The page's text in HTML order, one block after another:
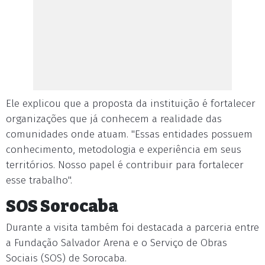
Ele explicou que a proposta da instituição é fortalecer
organizações que já conhecem a realidade das
comunidades onde atuam. "Essas entidades possuem
conhecimento, metodologia e experiência em seus
territórios. Nosso papel é contribuir para fortalecer
esse trabalho".
SOS Sorocaba
Durante a visita também foi destacada a parceria entre
a Fundação Salvador Arena e o Serviço de Obras
Sociais (SOS) de Sorocaba.